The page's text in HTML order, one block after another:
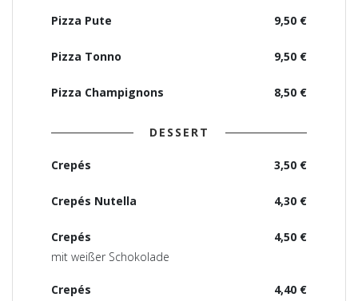
9,50 €
Pizza Pute
9,50 €
Pizza Tonno
8,50 €
Pizza Champignons
DESSERT
3,50 €
Crepés
4,30 €
Crepés Nutella
4,50 €
Crepés
mit weißer Schokolade
4,40 €
Crepés